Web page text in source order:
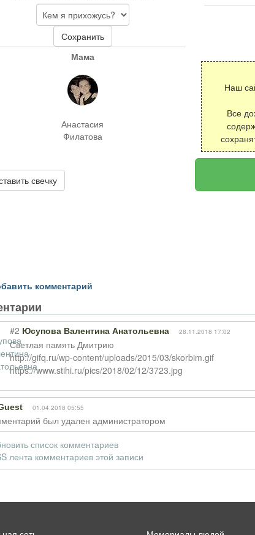
Сохранить
Мама
Анастасия
Филатова
свечку
Наш
Все
комментарий
#2 Юсупова Валентина Анатольевна 28.11.2018 17:02
Светлая память Дмитрию
http://gifq.ru/wp-content/uploads/2015/03/skorbim.gif
https://www.stihi.ru/pics/2018/02/12/3723.jpg
01.04.2018 05:55
был удален администратором
список комментариев
лента комментариев этой записи